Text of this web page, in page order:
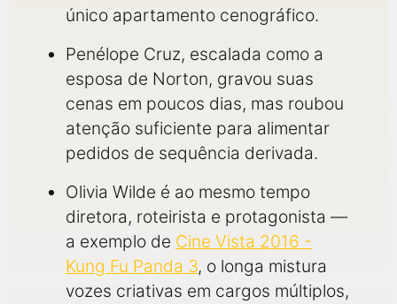
único apartamento cenográfico.
Penélope Cruz, escalada como a
esposa de Norton, gravou suas
cenas em poucos dias, mas roubou
atenção suficiente para alimentar
pedidos de sequência derivada.
Olivia Wilde é ao mesmo tempo
diretora, roteirista e protagonista —
a exemplo de Cine Vista 2016 -
Kung Fu Panda 3, o longa mistura
vozes criativas em cargos múltiplos,